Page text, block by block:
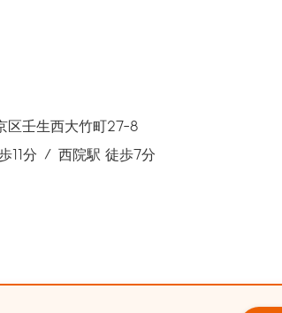
区壬生西大竹町27-8
11分
西院駅 徒歩7分